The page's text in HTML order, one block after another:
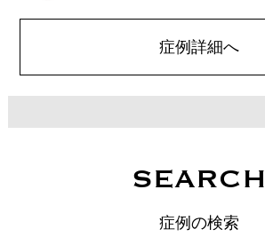
費用：1部位 184,800円(税込)
オプション：笑気麻酔 3,300円(税込)
症例詳細へ
SEARCH
症例の検索